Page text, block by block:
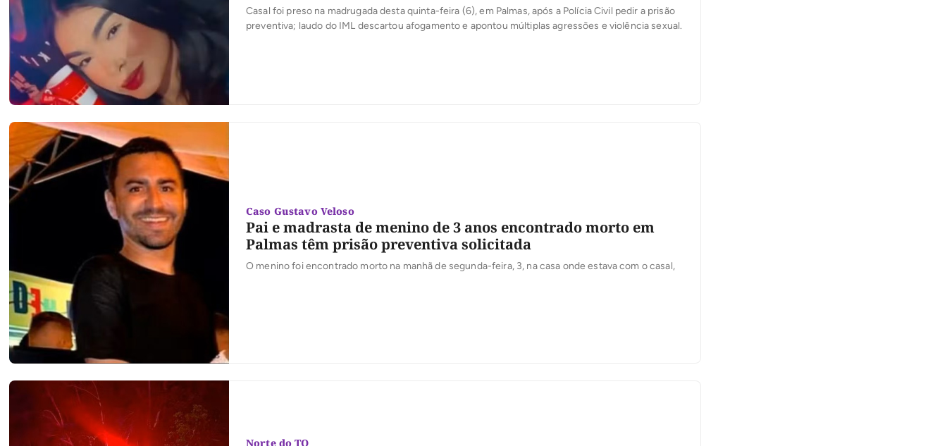
Casal foi preso na madrugada desta quinta-feira (6), em Palmas, após a Polícia Civil pedir a prisão
preventiva; laudo do IML descartou afogamento e apontou múltiplas agressões e violência sexual.
Caso Gustavo Veloso
Pai e madrasta de menino de 3 anos encontrado morto em
Palmas têm prisão preventiva solicitada
O menino foi encontrado morto na manhã de segunda-feira, 3, na casa onde estava com o casal,
Norte do TO